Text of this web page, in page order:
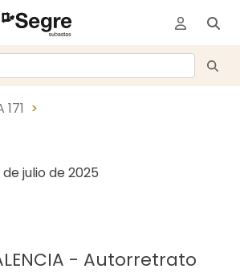
171
de julio de 2025
- Autorretrato